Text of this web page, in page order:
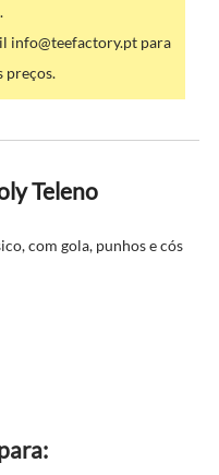
info@teefactory.pt para
preços.
Teleno
com gola, punhos e cós